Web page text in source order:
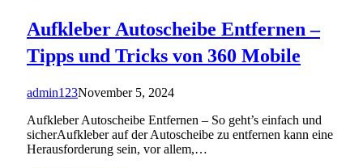
Aufkleber Autoscheibe Entfernen –
Tipps und Tricks von 360 Mobile
admin123November 5, 2024
Aufkleber Autoscheibe Entfernen – So geht’s einfach und
sicherAufkleber auf der Autoscheibe zu entfernen kann eine
Herausforderung sein, vor allem,…